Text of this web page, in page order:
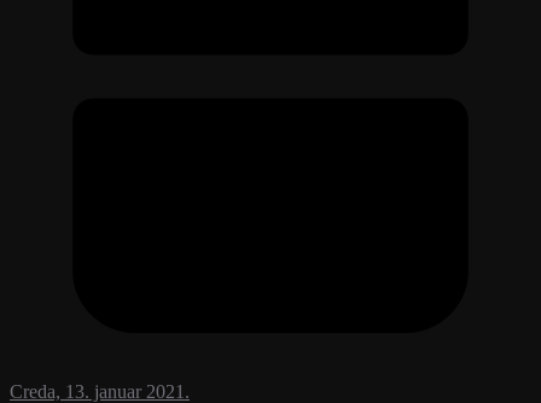
Creda, 13. januar 2021.